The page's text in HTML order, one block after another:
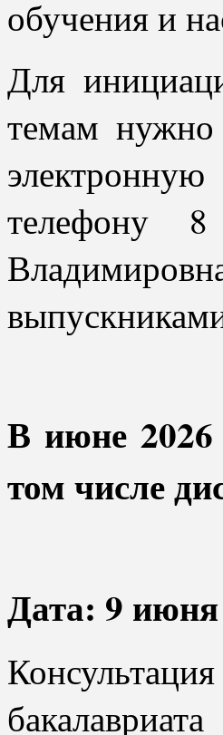
обучения и
Для
темам нужно
телефону
В июне 2026
том числе
Дата: 9 июня